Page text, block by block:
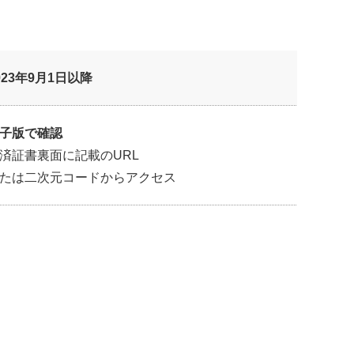
年9月1日以降
版で確認
証書裏面に記載のURL
は二次元コードからアクセス